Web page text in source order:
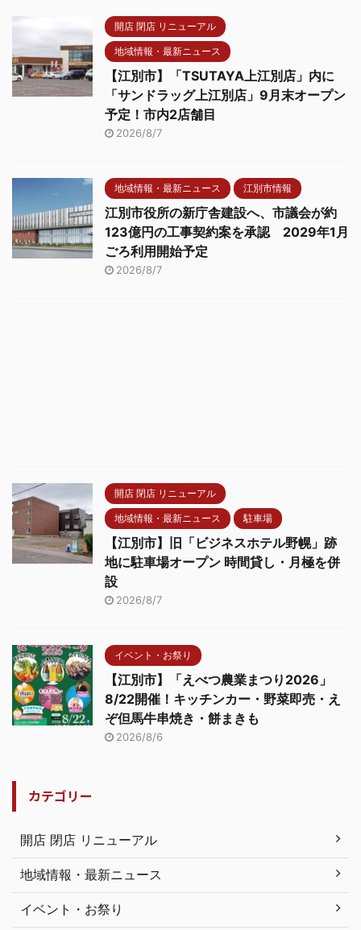
開店 閉店 リニューアル
地域情報・最新ニュース
【江別市】「TSUTAYA上江別店」内に
「サンドラッグ上江別店」9月末オープン
予定！市内2店舗目
2026/8/7
地域情報・最新ニュース 江別市情報
江別市役所の新庁舎建設へ、市議会が約
123億円の工事契約案を承認 2029年1月
ごろ利用開始予定
2026/8/7
開店 閉店 リニューアル
地域情報・最新ニュース 駐車場
【江別市】旧「ビジネスホテル野幌」跡
地に駐車場オープン 時間貸し・月極を併
設
2026/8/7
イベント・お祭り
【江別市】「えべつ農業まつり2026」
8/22開催！キッチンカー・野菜即売・え
ぞ但馬牛串焼き・餅まきも
2026/8/6
カテゴリー
開店 閉店 リニューアル
地域情報・最新ニュース
イベント・お祭り